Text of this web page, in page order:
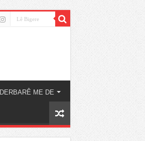
DERBARÊ ME DE